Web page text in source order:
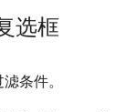
选框
条件。